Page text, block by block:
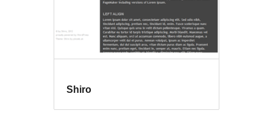
Shiro